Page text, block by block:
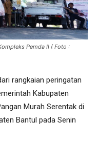
Pemda II ( Foto :
rangkaian peringatan
Kabupaten
Murah Serentak di
Bantul pada Senin